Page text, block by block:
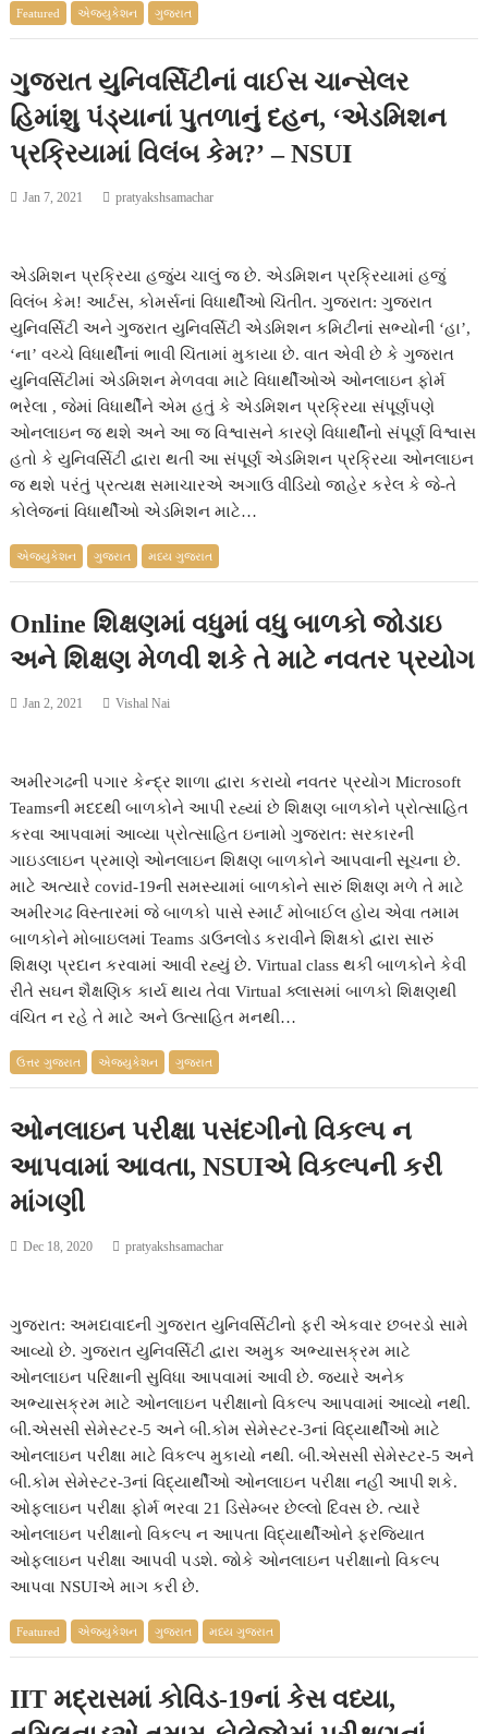
Featured એજ્યુકેશન ગુજરાત
ગુજરાત યુનિવર્સિટીનાં વાઈસ ચાન્સેલર
હિમાંશુ પંડ્યાનાં પુતળાનું દહન, ‘એડમિશન
પ્રક્રિયામાં વિલંબ કેમ?’ – NSUI
Jan 7, 2021 pratyakshsamachar
એડમિશન પ્રક્રિયા હજુંય ચાલું જ છે. એડમિશન પ્રક્રિયામાં હજું
વિલંબ કેમ! આર્ટસ, કોમર્સનાં વિધાર્થીઓ ચિંતીત. ગુજરાત: ગુજરાત
યુનિવર્સિટી અને ગુજરાત યુનિવર્સિટી એડમિશન કમિટીનાં સભ્યોની ‘હા’,
‘ના’ વચ્ચે વિધાર્થીનાં ભાવી ચિંતામાં મુકાયા છે. વાત એવી છે કે ગુજરાત
યુનિવર્સિટીમાં એડમિશન મેળવવા માટે વિધાર્થીઓએ ઓનલાઇન ફોર્મ
ભરેલા , જેમાં વિધાર્થીને એમ હતું કે એડમિશન પ્રક્રિયા સંપૂર્ણપણે
ઓનલાઇન જ થશે અને આ જ વિશ્વાસને કારણે વિધાર્થીનો સંપૂર્ણ વિશ્વાસ
હતો કે યુનિવર્સિટી દ્વારા થતી આ સંપૂર્ણ એડમિશન પ્રક્રિયા ઓનલાઇન
જ થશે પરંતું પ્રત્યક્ષ સમાચારએ અગાઉ વીડિયો જાહેર કરેલ કે જે-તે
કોલેજનાં વિધાર્થીઓ એડમિશન માટે…
એજ્યુકેશન ગુજરાત મધ્ય ગુજરાત
Online શિક્ષણમાં વધુમાં વધુ બાળકો જોડાઇ
અને શિક્ષણ મેળવી શકે તે માટે નવતર પ્રયોગ
Jan 2, 2021 Vishal Nai
અમીરગઢની પગાર કેન્દ્ર શાળા દ્વારા કરાયો નવતર પ્રયોગ Microsoft
Teamsની મદદથી બાળકોને આપી રહ્યાં છે શિક્ષણ બાળકોને પ્રોત્સાહિત
કરવા આપવામાં આવ્યા પ્રોત્સાહિત ઇનામો ગુજરાત: સરકારની
ગાઇડલાઇન પ્રમાણે ઓનલાઇન શિક્ષણ બાળકોને આપવાની સૂચના છે.
માટે અત્યારે covid-19ની સમસ્યામાં બાળકોને સારું શિક્ષણ મળે તે માટે
અમીરગઢ વિસ્તારમાં જે બાળકો પાસે સ્માર્ટ મોબાઈલ હોય એવા તમામ
બાળકોને મોબાઇલમાં Teams ડાઉનલોડ કરાવીને શિક્ષકો દ્વારા સારું
શિક્ષણ પ્રદાન કરવામાં આવી રહ્યું છે. Virtual class થકી બાળકોને કેવી
રીતે સઘન શૈક્ષણિક કાર્ય થાય તેવા Virtual ક્લાસમાં બાળકો શિક્ષણથી
વંચિત ન રહે તે માટે અને ઉત્સાહિત મનથી…
ઉત્તર ગુજરાત એજ્યુકેશન ગુજરાત
ઓનલાઇન પરીક્ષા પસંદગીનો વિકલ્પ ન
આપવામાં આવતા, NSUIએ વિકલ્પની કરી
માંગણી
Dec 18, 2020 pratyakshsamachar
ગુજરાત: અમદાવાદની ગુજરાત યુનિવર્સિટીનો ફરી એકવાર છબરડો સામે
આવ્યો છે. ગુજરાત યુનિવર્સિટી દ્વારા અમુક અભ્યાસક્રમ માટે
ઓનલાઇન પરિક્ષાની સુવિધા આપવામાં આવી છે. જ્યારે અનેક
અભ્યાસક્રમ માટે ઓનલાઇન પરીક્ષાનો વિકલ્પ આપવામાં આવ્યો નથી.
બી.એસસી સેમેસ્ટર-5 અને બી.કોમ સેમેસ્ટર-3નાં વિદ્યાર્થીઓ માટે
ઓનલાઇન પરીક્ષા માટે વિકલ્પ મુકાયો નથી. બી.એસસી સેમેસ્ટર-5 અને
બી.કોમ સેમેસ્ટર-3નાં વિદ્યાર્થીઓ ઓનલાઇન પરીક્ષા નહીં આપી શકે.
ઓફલાઇન પરીક્ષા ફોર્મ ભરવા 21 ડિસેમ્બર છેલ્લો દિવસ છે. ત્યારે
ઓનલાઇન પરીક્ષાનો વિકલ્પ ન આપતા વિદ્યાર્થીઓને ફરજિયાત
ઓફલાઇન પરીક્ષા આપવી પડશે. જોકે ઓનલાઇન પરીક્ષાનો વિકલ્પ
આપવા NSUIએ માગ કરી છે.
Featured એજ્યુકેશન ગુજરાત મધ્ય ગુજરાત
IIT મદ્રાસમાં કોવિડ-19નાં કેસ વધ્યા,